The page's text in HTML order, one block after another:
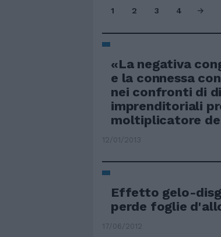
1 2 3 4
«La negativa
e la connessa
nei confronti di
imprenditoriali
moltiplicatore
12/01/2013
Effetto gelo-
perde foglie
17/06/2012